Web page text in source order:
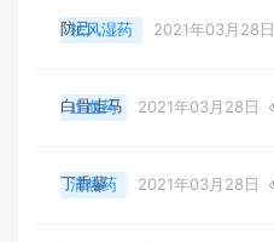
防己
祛风湿药 2021年03月28日
白骨走马
止血药 2021年03月28日
丁香蓼
清热药 2021年03月28日